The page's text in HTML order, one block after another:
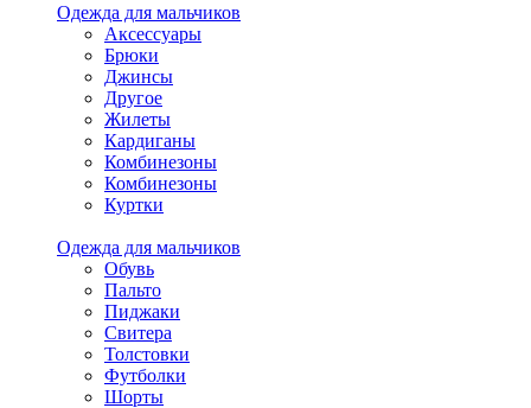
Одежда для мальчиков
Аксессуары
Брюки
Джинсы
Другое
Жилеты
Кардиганы
Комбинезоны
Комбинезоны
Куртки
Одежда для мальчиков
Обувь
Пальто
Пиджаки
Свитера
Толстовки
Футболки
Шорты